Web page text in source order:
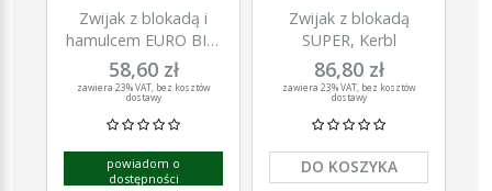
Zwijak z blokadą i
hamulcem EURO BIG,
śr. 240 mm, Kerbl
58,60 zł
zawiera 23% VAT, bez kosztów
dostawy
powiadom o
dostępności
Zwijak z blokadą
SUPER, Kerbl
86,80 zł
zawiera 23% VAT, bez kosztów
dostawy
DO KOSZYKA